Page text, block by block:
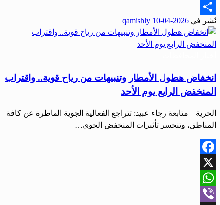
Email
Share
نُشر في 2026-04-10
qamishly
انخفاض هطول الأمطار وتنبيهات من رياح قوية.. واقتراب
المنخفض الرابع يوم الأحد
الحرية – متابعة رجاء عبيد: تتراجع الفعالية الجوية الماطرة عن كافة
المناطق، وتنحسر تأثيرات المنخفض الجوي…
Facebook
X
WhatsApp